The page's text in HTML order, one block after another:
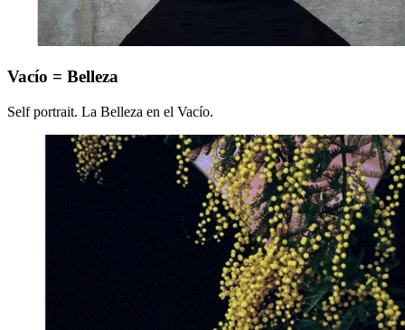
Vacío
Belleza
Vacío = Belleza
Self portrait. La Belleza en el Vacío.